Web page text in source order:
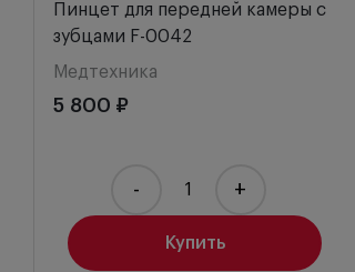
Пинцет для передней камеры с
зубцами F-0042
Медтехника
5 800 ₽
Купить
- +